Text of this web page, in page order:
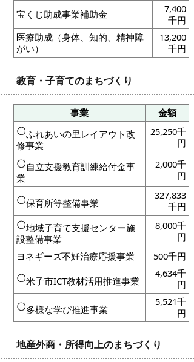
宝くじ助成事業補助金
7,400
千円
医療助成（身体、知的、精神障
がい）
13,200
千円
教育・子育てのまちづくり
事業
金額
ふれあいの里レイアウト改
修事業
25,250千
円
自立支援教育訓練給付金事
業
2,000千
円
保育所等整備事業
327,833
千円
地域子育て支援センター施
設整備事業
8,000千
円
ヨネギーズ不妊治療応援事業
500千円
米子市ICT教材活用推進事業
4,634千
円
多様な学び推進事業
5,521千
円
地産外商・所得向上のまちづくり